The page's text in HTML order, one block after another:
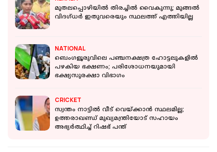
മുതലപ്പൊഴിയില്‍ തിരച്ചില്‍ വൈകുന്നു; മുങ്ങല്‍
വിദഗ്ധര്‍ ഇതുവരെയും സ്ഥലത്ത് എത്തിയില്ല
NATIONAL
ബെംഗളൂരുവിലെ പഞ്ചനക്ഷത്ര ഹോട്ടലുകളിൽ
പഴകിയ ഭക്ഷണം; പരിശോധനയുമായി
ഭക്ഷ്യസുരക്ഷാ വിഭാഗം
CRICKET
സ്വന്തം നാട്ടിൽ വീട് വെയ്ക്കാൻ സ്ഥലമില്ല;
ഉത്തരാഖണ്ഡ് മുഖ്യമന്ത്രിയോട് സഹായം
അഭ്യർത്ഥിച്ച് റിഷഭ് പന്ത്